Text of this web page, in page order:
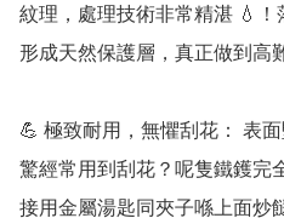
紋理，處理技術非常精湛 💧！
形成天然保護層，真正做到高
💪 極致耐用，無懼刮花： 表
驚經常用到刮花？呢隻鐵鑊完
接用金屬湯匙同夾子喺上面炒